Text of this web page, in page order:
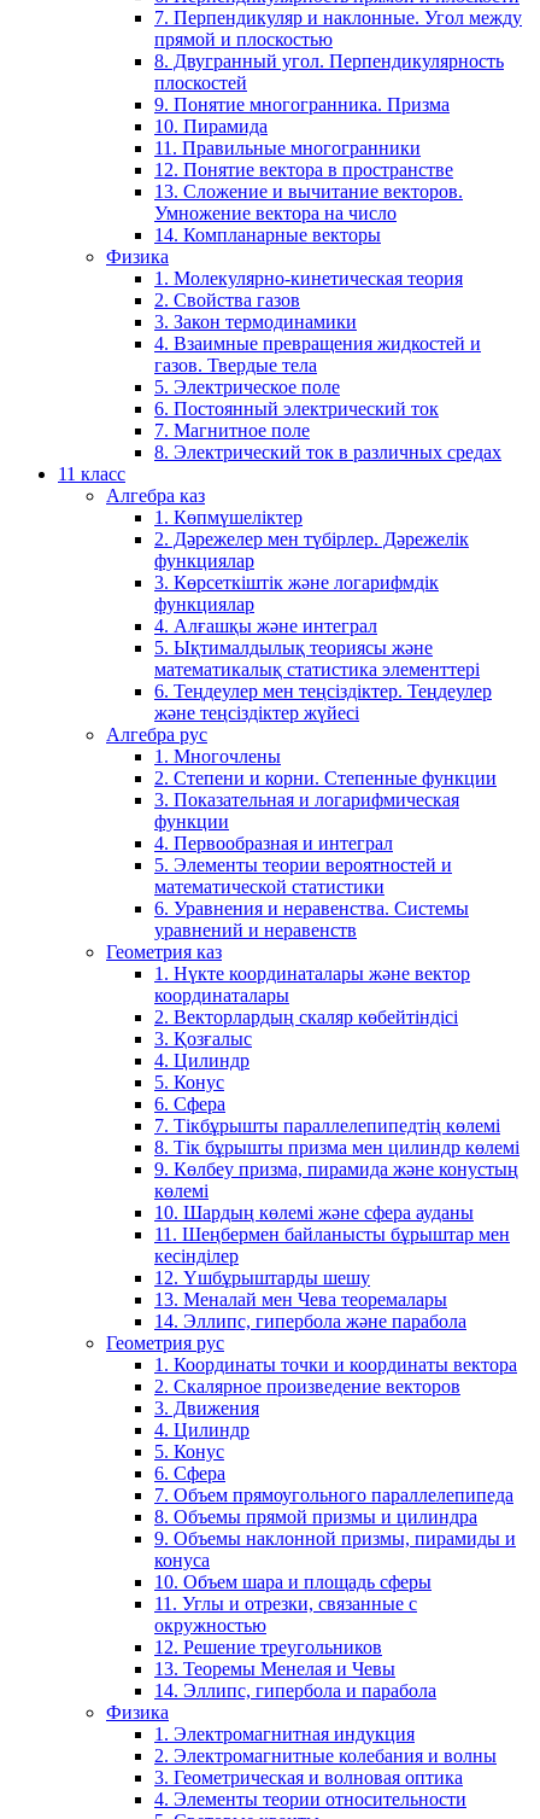
7. Перпендикуляр и наклонные. Угол между
прямой и плоскостью
8. Двугранный угол. Перпендикулярность
плоскостей
9. Понятие многогранника. Призма
10. Пирамида
11. Правильные многогранники
12. Понятие вектора в пространстве
13. Сложение и вычитание векторов.
Умножение вектора на число
14. Компланарные векторы
Физика
1. Молекулярно-кинетическая теория
2. Свойства газов
3. Закон термодинамики
4. Взаимные превращения жидкостей и
газов. Твердые тела
5. Электрическое поле
6. Постоянный электрический ток
7. Магнитное поле
8. Электрический ток в различных средах
11 класс
Алгебра каз
1. Көпмүшеліктер
2. Дәрежелер мен түбірлер. Дәрежелік
функциялар
3. Көрсеткіштік және логарифмдік
функциялар
4. Алғашқы және интеграл
5. Ықтималдылық теориясы және
математикалық статистика элементтері
6. Теңдеулер мен теңсіздіктер. Теңдеулер
және теңсіздіктер жүйесі
Алгебра рус
1. Многочлены
2. Степени и корни. Степенные функции
3. Показательная и логарифмическая
функции
4. Первообразная и интеграл
5. Элементы теории вероятностей и
математической статистики
6. Уравнения и неравенства. Системы
уравнений и неравенств
Геометрия каз
1. Нүкте координаталары және вектор
координаталары
2. Векторлардың скаляр көбейтіндісі
3. Қозғалыс
4. Цилиндр
5. Конус
6. Сфера
7. Тікбұрышты параллелепипедтің көлемі
8. Тік бұрышты призма мен цилиндр көлемі
9. Көлбеу призма, пирамида және конустың
көлемі
10. Шардың көлемі және сфера ауданы
11. Шеңбермен байланысты бұрыштар мен
кесінділер
12. Үшбұрыштарды шешу
13. Меналай мен Чева теоремалары
14. Эллипс, гипербола және парабола
Геометрия рус
1. Координаты точки и координаты вектора
2. Скалярное произведение векторов
3. Движения
4. Цилиндр
5. Конус
6. Сфера
7. Объем прямоугольного параллелепипеда
8. Объемы прямой призмы и цилиндра
9. Объемы наклонной призмы, пирамиды и
конуса
10. Объем шара и площадь сферы
11. Углы и отрезки, связанные с
окружностью
12. Решение треугольников
13. Теоремы Менелая и Чевы
14. Эллипс, гипербола и парабола
Физика
1. Электромагнитная индукция
2. Электромагнитные колебания и волны
3. Геометрическая и волновая оптика
4. Элементы теории относительности